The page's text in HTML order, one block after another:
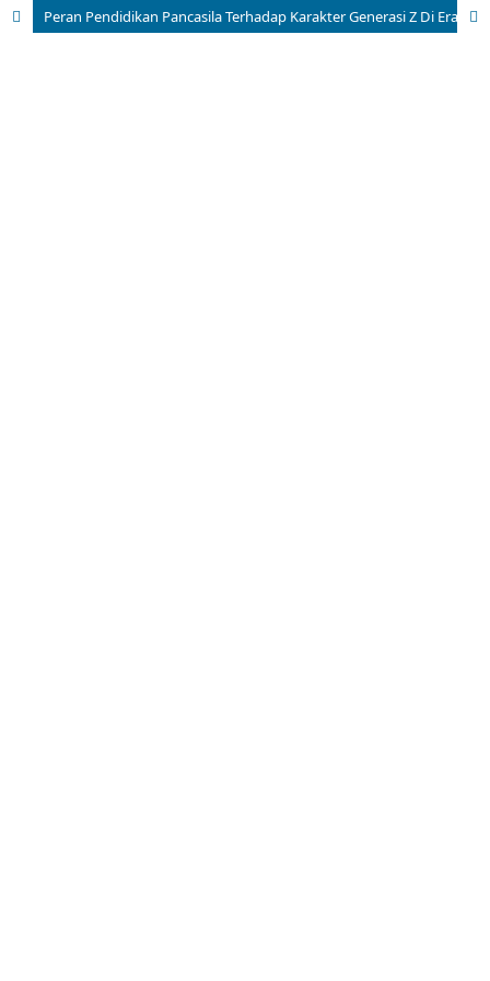
Peran Pendidikan Pancasila Terhadap Karakter Generasi Z Di Era Digital